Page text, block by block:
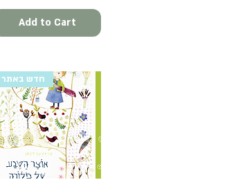
Add to Cart
חדש באתר